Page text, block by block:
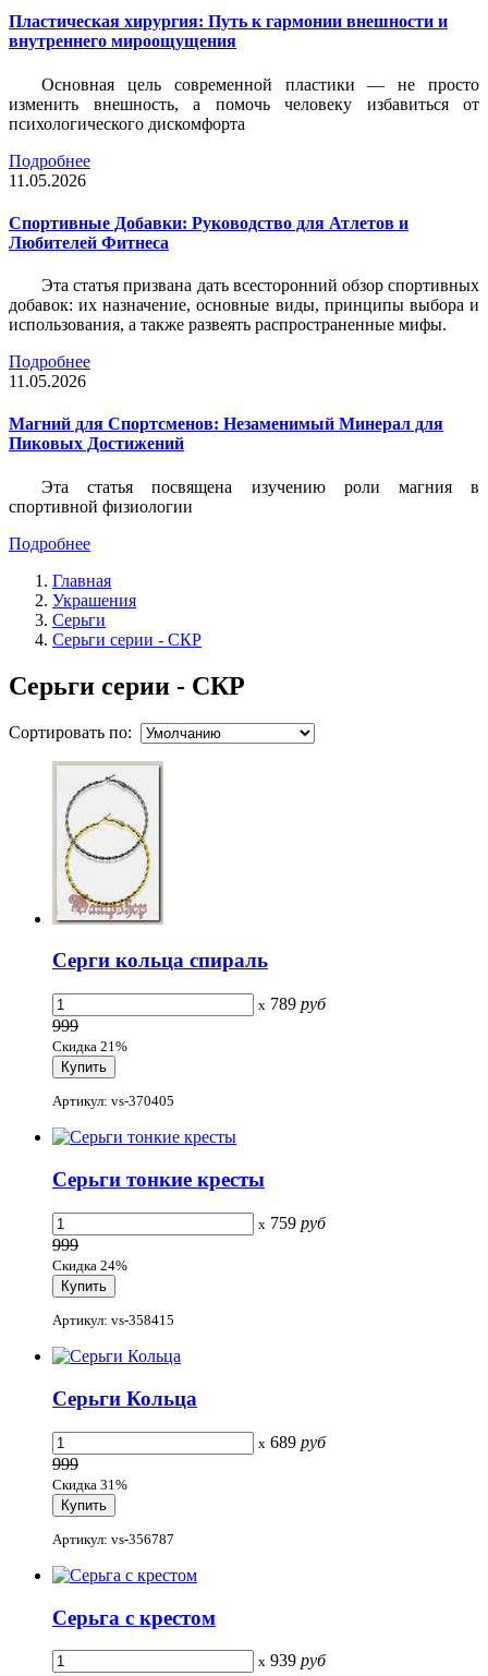
Пластическая хирургия: Путь к гармонии внешности и
внутреннего мироощущения
Основная цель современной пластики — не просто
изменить внешность, а помочь человеку избавиться от
психологического дискомфорта
Подробнее
11.05.2026
Спортивные Добавки: Руководство для Атлетов и
Любителей Фитнеса
Эта статья призвана дать всесторонний обзор спортивных
добавок: их назначение, основные виды, принципы выбора и
использования, а также развеять распространенные мифы.
Подробнее
11.05.2026
Магний для Спортсменов: Незаменимый Минерал для
Пиковых Достижений
Эта статья посвящена изучению роли магния в
спортивной физиологии
Подробнее
Главная
Украшения
Серьги
Серьги серии - СКР
Серьги серии - СКР
Сортировать по:
Серги кольца спираль
x 789 руб
999
Скидка 21%
Артикул: vs-370405
Серьги тонкие кресты
x 759 руб
999
Скидка 24%
Артикул: vs-358415
Серьги Кольца
x 689 руб
999
Скидка 31%
Артикул: vs-356787
Серьга с крестом
x 939 руб